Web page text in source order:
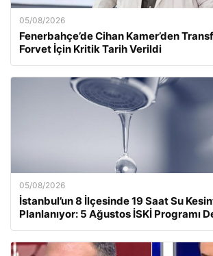
05/08/2026
Fenerbahçe’de Cihan Kamer’den
Forvet İçin Kritik Tarih Verildi
05/08/2026
İstanbul’un 8 İlçesinde 19 Saat Su
Planlanıyor: 5 Ağustos İSKİ Programı